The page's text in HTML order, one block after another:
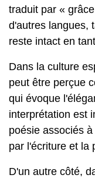
traduit par «
d'autres langues,
reste intact en
Dans la culture
peut être perçue
qui évoque
interprétation est
poésie associés
par l'écriture et la
D'un autre côté,